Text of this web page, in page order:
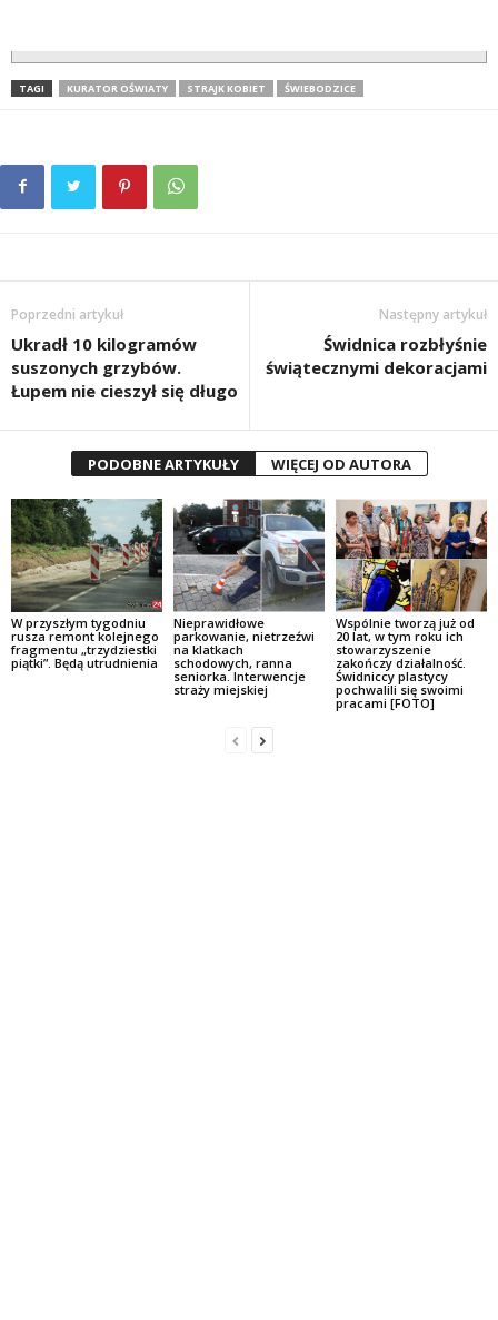
TAGI KURATOR OŚWIATY STRAJK KOBIET ŚWIEBODZICE
Poprzedni artykuł
Ukradł 10 kilogramów
suszonych grzybów.
Łupem nie cieszył się długo
Następny artykuł
Świdnica rozbłyśnie
świątecznymi dekoracjami
PODOBNE ARTYKUŁY WIĘCEJ OD AUTORA
W przyszłym tygodniu
rusza remont kolejnego
fragmentu „trzydziestki
piątki”. Będą utrudnienia
Nieprawidłowe
parkowanie, nietrzeźwi
na klatkach
schodowych, ranna
seniorka. Interwencje
straży miejskiej
Wspólnie tworzą już od
20 lat, w tym roku ich
stowarzyszenie
zakończy działalność.
Świdniccy plastycy
pochwalili się swoimi
pracami [FOTO]